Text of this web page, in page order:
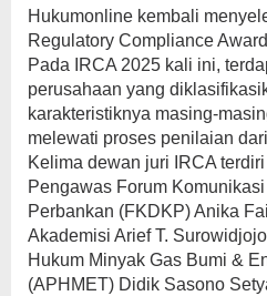
Hukumonline kembali
Regulatory Compliance
Pada IRCA 2025 kali ini,
perusahaan yang
karakteristiknya masing-
melewati proses penilaian
Kelima dewan juri IRCA
Pengawas Forum
Perbankan (FKDKP) Anika
Akademisi Arief T.
Hukum Minyak Gas Bumi &
(APHMET) Didik Sasono